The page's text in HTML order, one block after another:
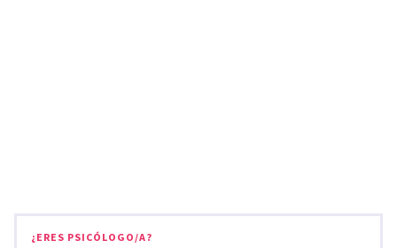
¿ERES PSICÓLOGO/A?